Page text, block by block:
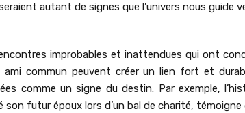
autant de signes que l’univers nous guide
improbables et inattendues qui ont
commun peuvent créer un lien fort et
comme un signe du destin. Par exemple,
son futur époux lors d’un bal de charité,